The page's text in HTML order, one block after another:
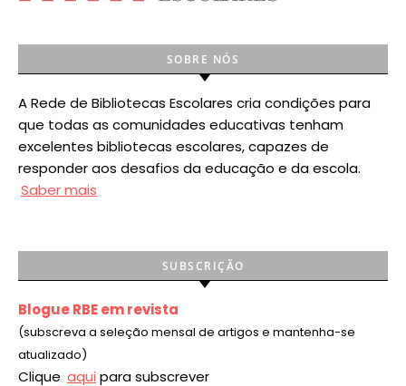
SOBRE NÓS
A Rede de Bibliotecas Escolares cria condições para
que todas as comunidades educativas tenham
excelentes bibliotecas escolares, capazes de
responder aos desafios da educação e da escola.
Saber mais
SUBSCRIÇÃO
Blogue RBE em revista
(subscreva a seleção mensal de artigos e mantenha-se
atualizado)
Clique aqui para subscrever